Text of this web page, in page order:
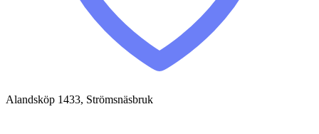
Alandsköp 1433, Strömsnäsbruk